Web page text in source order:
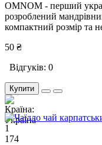
OMNOM - перший
розроблений
компактний розмір та
50 ₴
Відгуків: 0
Купити
1
174